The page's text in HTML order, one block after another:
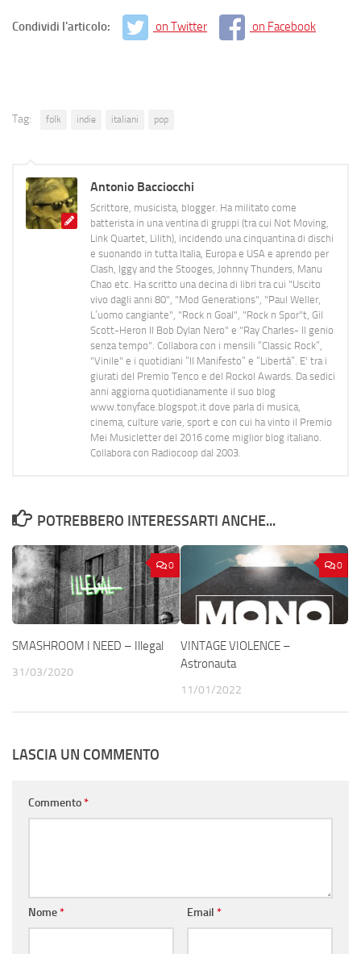
Condividi l'articolo: on Twitter on Facebook
Tag: folk indie italiani pop
Antonio Bacciocchi
Scrittore, musicista, blogger. Ha militato come
batterista in una ventina di gruppi (tra cui Not Moving,
Link Quartet, Lilith), incidendo una cinquantina di dischi
e suonando in tutta Italia, Europa e USA e aprendo per
Clash, Iggy and the Stooges, Johnny Thunders, Manu
Chao etc. Ha scritto una decina di libri tra cui "Uscito
vivo dagli anni 80", "Mod Generations", "Paul Weller,
L’uomo cangiante", "Rock n Goal", "Rock n Spor"t, Gil
Scott-Heron Il Bob Dylan Nero" e "Ray Charles- Il genio
senza tempo". Collabora con i mensili “Classic Rock”,
"Vinile" e i quotidiani “Il Manifesto” e “Libertà”. E' tra i
giurati del Premio Tenco e del Rockol Awards. Da sedici
anni aggiorna quotidianamente il suo blog
www.tonyface.blogspot.it dove parla di musica,
cinema, culture varie, sport e con cui ha vinto il Premio
Mei Musicletter del 2016 come miglior blog italiano.
Collabora con Radiocoop dal 2003.
POTREBBERO INTERESSARTI ANCHE...
0
SMASHROOM I NEED – Illegal
31/03/2020
0
VINTAGE VIOLENCE –
Astronauta
11/01/2022
LASCIA UN COMMENTO
Commento*
Nome* Email *